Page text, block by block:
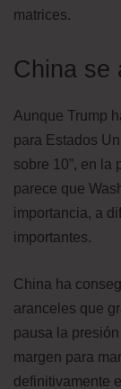
matrices.
China se
Aunque Trump
para Estados
sobre 10”, en la
parece que
importancia, a
importantes.
China ha
aranceles que
pausa la
margen para
definitivamente